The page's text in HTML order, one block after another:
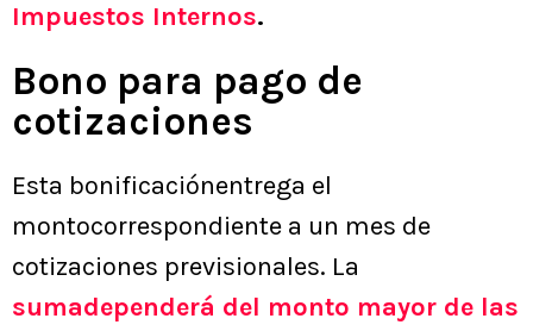
Impuestos Internos.
Bono para pago de
cotizaciones
Esta bonificaciónentrega el
montocorrespondiente a un mes de
cotizaciones previsionales. La
sumadependerá del monto mayor de las